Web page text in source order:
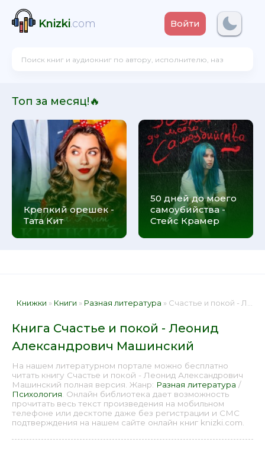
Knizki.com Войти
Топ за месяц!🔥
Крепкий орешек -
Тата Кит
50 дней до моего
самоубийства -
Стейс Крамер
Книжки » Книги » Разная литература » Счастье и покой - Леонид Александрович Машинский 📕 - Книга онлайн бесплатно
Книга Счастье и покой - Леонид
Александрович Машинский
На нашем литературном портале можно бесплатно
читать книгу Счастье и покой - Леонид Александрович
Машинский полная версия. Жанр: Разная литература /
Психология . Онлайн библиотека дает возможность
прочитать весь текст произведения на мобильном
телефоне или десктопе даже без регистрации и СМС
подтверждения на нашем сайте онлайн книг knizki.com.